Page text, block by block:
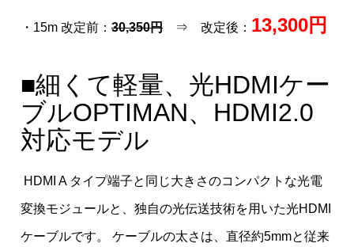
・15m 改定前： 30,350円 ⇒ 改定後： 13,300円
■細くて軽量、光HDMIケー
ブルOPTIMAN、HDMI2.0
対応モデル
HDMI A タイプ端子と同じ大きさのコンパクトな光電
変換モジュールと、独自の光伝送技術を用いた光HDMI
ケーブルです。 ケーブルの太さは、直径約5mmと従来